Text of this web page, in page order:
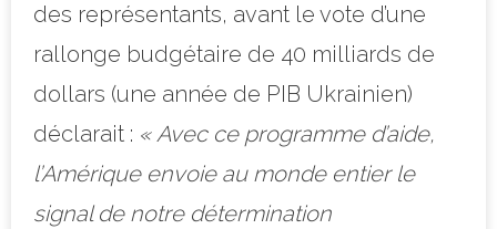
des représentants, avant le vote d’une
rallonge budgétaire de 40 milliards de
dollars (une année de PIB Ukrainien)
déclarait : « Avec ce programme d’aide,
l’Amérique envoie au monde entier le
signal de notre détermination